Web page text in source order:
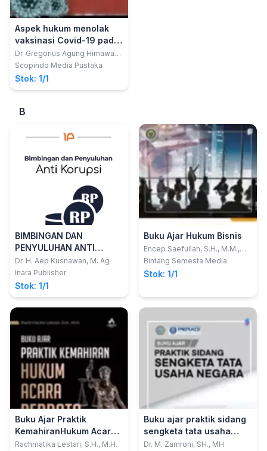
Aspek hukum menolak
vaksinasi Covid-19 pada
masa pandemi
Dr. Gregorius Agung Himawan,
SpOG., M.H., C.M.C
Scopindo Media Pustaka
Stok: 1/1
B
BIMBINGAN DAN
PENYULUHAN ANTI
KORUPSI Dari Berpikir
Kritis Terhadap Korupsi
Hingga Studi Kasus
Dr. H. Aep Kusnawan, M. Ag
Inara Publisher
Stok: 1/1
Buku Ajar Hukum Bisnis
Encep Saefullah, S.H., M.M.,
C.HRA., C.PHRM.; dkk
Bintang Semesta Media
Stok: 1/1
Buku Ajar Praktik
KemahiranHukum Acara
Perdata
Rachmatika Lestari, S.H., M.H.
Buku ajar praktik sidang
sengketa tata usaha
negara
Dr. M. Zamroni, SH., MH